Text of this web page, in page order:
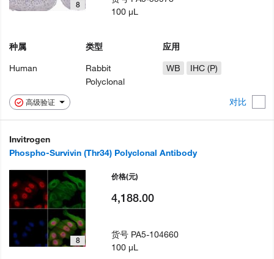
高级验证 对比
8
种属
Human
类型
Rabbit
Polyclonal
应用
WB
IHC (P)
100 µL
Invitrogen
Phospho-Survivin (Thr34) Polyclonal Antibody
8
价格(元)
4,188.00
货号 PA5-104660
100 µL